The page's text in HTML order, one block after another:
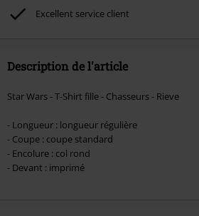
Broilers, Die Ärzte, Die Toten Hosen, Metality,
incluant un don.
Excellent service client
Description de l'article
Star Wars - T-Shirt fille - Chasseurs - Rieve
- Longueur : longueur régulière
- Coupe : coupe standard
- Encolure : col rond
- Devant : imprimé